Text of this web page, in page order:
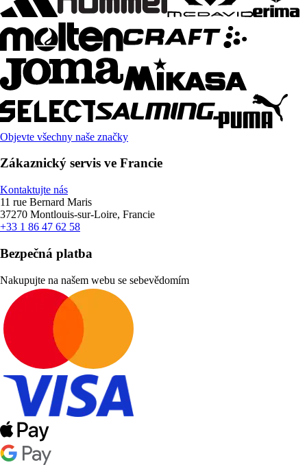
Objevte všechny naše značky
Zákaznický servis ve Francie
Kontaktujte nás
11 rue Bernard Maris
37270 Montlouis-sur-Loire, Francie
+33 1 86 47 62 58
Bezpečná platba
Nakupujte na našem webu se sebevědomím